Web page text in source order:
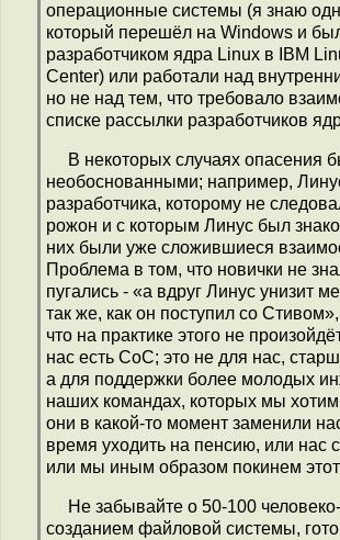
операционные системы (я знаю
который перешёл на Windows и
разработчиком ядра Linux в IBM
Center) или работали над
но не над тем, что требовало
списке рассылки разработчиков
В некоторых случаях опасения
необоснованными; например,
разработчика, которому не
рожон и с которым Линус был
них были уже сложившиеся
Проблема в том, что новички не
пугались - «а вдруг Линус унизит
так же, как он поступил со
что на практике этого не
нас есть CoC; это не для нас,
а для поддержки более молодых
наших командах, которых мы хотим
они в какой-то момент заменили
время уходить на пенсию, или нас
или мы иным образом покинем
Не забывайте о 50-100
созданием файловой системы,